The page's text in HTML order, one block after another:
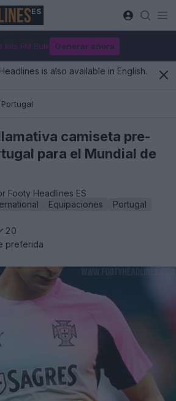
ES
kits FM Bulk Generar ahora
is also available in English.
Portugal
camiseta pre-
para el Mundial de
Footy Headlines ES
Equipaciones
Portugal
20
preferida